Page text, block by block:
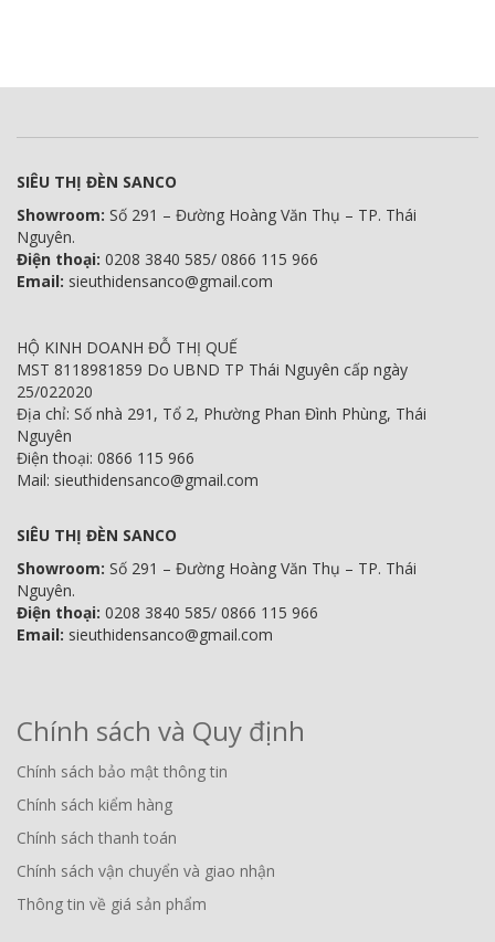
SIÊU THỊ ĐÈN SANCO
Showroom: Số 291 – Đường Hoàng Văn Thụ – TP. Thái
Nguyên.
Điện thoại: 0208 3840 585/ 0866 115 966
Email: sieuthidensanco@gmail.com
HỘ KINH DOANH ĐỖ THỊ QUẾ
MST 8118981859 Do UBND TP Thái Nguyên cấp ngày
25/022020
Địa chỉ: Số nhà 291, Tổ 2, Phường Phan Đình Phùng, Thái
Nguyên
Điện thoại: 0866 115 966
Mail: sieuthidensanco@gmail.com
SIÊU THỊ ĐÈN SANCO
Showroom: Số 291 – Đường Hoàng Văn Thụ – TP. Thái
Nguyên.
Điện thoại: 0208 3840 585/ 0866 115 966
Email: sieuthidensanco@gmail.com
Chính sách và Quy định
Chính sách bảo mật thông tin
Chính sách kiểm hàng
Chính sách thanh toán
Chính sách vận chuyển và giao nhận
Thông tin về giá sản phẩm